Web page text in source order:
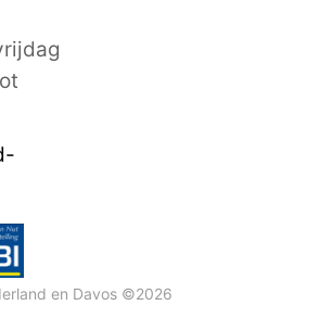
en Davos ©2026